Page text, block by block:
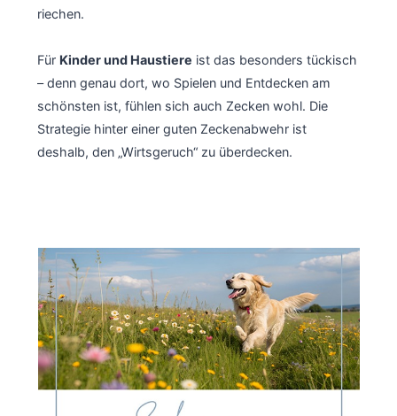
riechen.
Für Kinder und Haustiere ist das besonders tückisch
– denn genau dort, wo Spielen und Entdecken am
schönsten ist, fühlen sich auch Zecken wohl. Die
Strategie hinter einer guten Zeckenabwehr ist
deshalb, den „Wirtsgeruch“ zu überdecken.